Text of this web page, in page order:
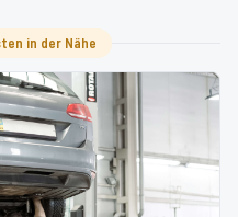
in der Nähe